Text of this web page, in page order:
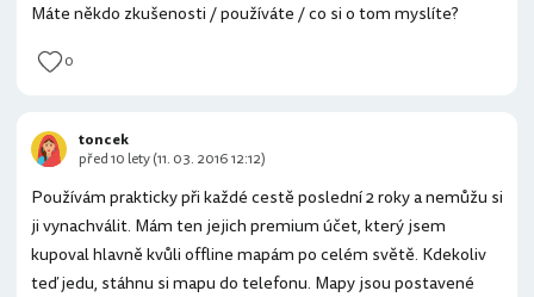
Máte někdo zkušenosti / používáte / co si o tom myslíte?
0
Používám prakticky při každé cestě poslední 2 roky a nemůžu si
ji vynachválit. Mám ten jejich premium účet, který jsem
kupoval hlavně kvůli offline mapám po celém světě. Kdekoliv
teď jedu, stáhnu si mapu do telefonu. Mapy jsou postavené
toncek
před 10 lety (11. 03. 2016 12:12)